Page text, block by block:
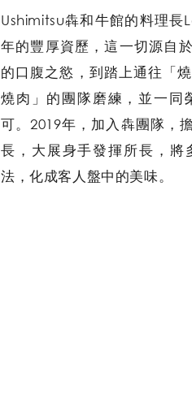
Ushimitsu犇和牛館的料理
年的豐厚資歷，這一切源自
的口腹之慾，到踏上通往「
燒肉」的團隊磨練，並一同
可。2019年，加入犇團隊，
長，大展身手發揮所長，將
法，化成客人盤中的美味。